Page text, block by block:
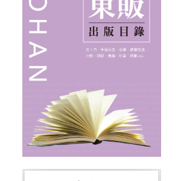
殭屍100～在成為殭屍前
要做的100件事～ 5